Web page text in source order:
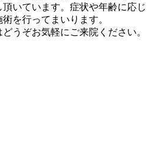
いています。症状や年齢に応じ
を行ってまいります。
うぞお気軽にご来院ください。